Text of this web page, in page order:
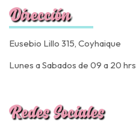
Dirección
Eusebio Lillo 315, Coyhaique
Lunes a Sabados de 09 a 20 hrs
Redes Sociales